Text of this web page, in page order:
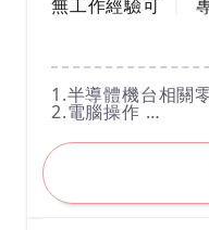
無工作經驗可
工作內容
1.半導體機台相關
2.電腦操作
4.物料拆裝分箱工
我要應徵